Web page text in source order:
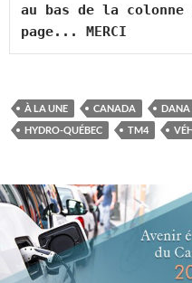
au bas de la
page... MERCI
À LA UNE CANADA DANA
HYDRO-QUÉBEC
TM4